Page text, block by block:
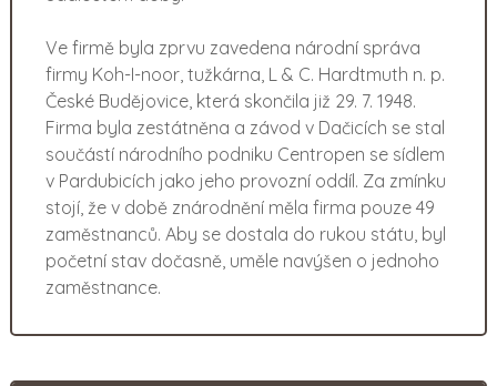
Ve firmě byla zprvu zavedena národní správa
firmy Koh-I-noor, tužkárna, L & C. Hardtmuth n. p.
České Budějovice, která skončila již 29. 7. 1948.
Firma byla zestátněna a závod v Dačicích se stal
součástí národního podniku Centropen se sídlem
v Pardubicích jako jeho provozní oddíl. Za zmínku
stojí, že v době znárodnění měla firma pouze 49
zaměstnanců. Aby se dostala do rukou státu, byl
početní stav dočasně, uměle navýšen o jednoho
zaměstnance.